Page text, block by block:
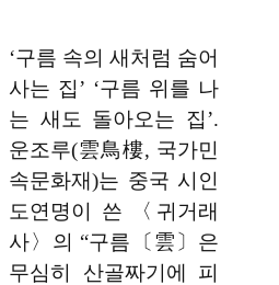
‘구름 속의 새처럼 숨어
사는 집’ ‘구름 위를 나
는 새도 돌아오는 집’.
운조루(雲鳥樓, 국가민
속문화재)는 중국 시인
도연명이 쓴 〈귀거래
사〉의 “구름〔雲〕은
무심히 산골짜기에 피